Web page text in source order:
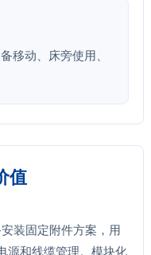
移动、床旁使用、
值
装固定附件方案，用
源和线缆管理。模块化